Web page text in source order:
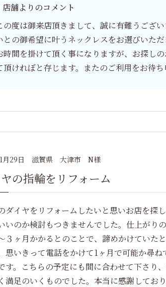
店舗よりのコメント
度は御来店頂きまして、誠に有難うござ
との御希望に叶うネックレスをお選びいた
時間を掛けて頂く事になりますが、お探し
頂けれぼと存じます。またのご利用をお待ち
月29日 滋賀県 大津市 N様
の指輪をリフォーム
ダイヤをリフォームしたいと思いお店を探
いのか検討もつきませんでした。仕上がり
３ヶ月かかるとのことで、諦めかけていた
思いきって電話をかけて1ヶ月で可能か尋
す。こちらの予定にも間に合わせて下さり
満足のいくものでした。本当に感謝しており